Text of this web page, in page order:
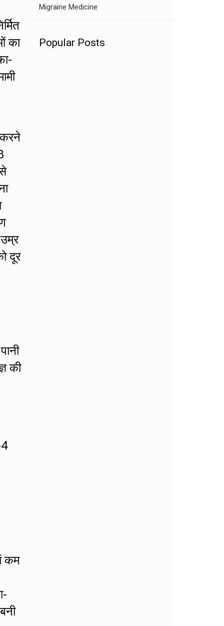
का
दूर
की
कम
Migraine Medicine
Popular Posts